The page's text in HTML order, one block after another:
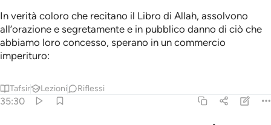
In verità coloro che recitano il Libro di Allah, assolvono
all’orazione e segretamente e in pubblico danno di ciò che
abbiamo loro concesso, sperano in un commercio
imperituro:
Tafsir Lezioni Riflessi
35:30